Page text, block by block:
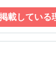
載してい